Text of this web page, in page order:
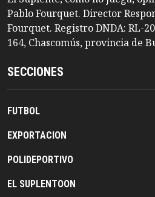
Pablo Fourquet. Director
Fourquet. Registro DNDA: RL-
164, Chascomús, provincia de
SECCIONES
FUTBOL
EXPORTACION
POLIDEPORTIVO
EL SUPLENTOON